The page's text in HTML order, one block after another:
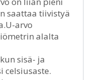
saattaa tiivistyä
arvo
alalta
sisä- ja
celsiusaste.